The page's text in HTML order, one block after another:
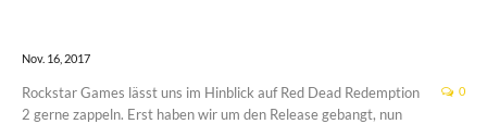
Nov. 16, 2017
0
Rockstar Games lässt uns im Hinblick auf Red Dead Redemption
2 gerne zappeln. Erst haben wir um den Release gebangt, nun